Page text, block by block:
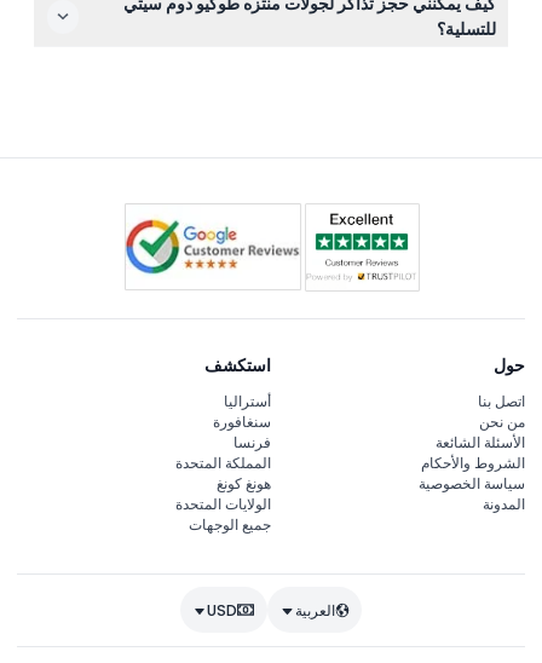
لشراء الوجبات أو الوجبات الخفيفة في الموقع إذا احتجت.
للتسلية؟
حول
اتصل بنا
من نحن
الأسئلة الشائعة
الشروط والأحكام
سياسة الخصوصية
المدونة
استكشف
أستراليا
سنغافورة
فرنسا
المملكة المتحدة
هونغ كونغ
الولايات المتحدة
جميع الوجهات
العربية USD